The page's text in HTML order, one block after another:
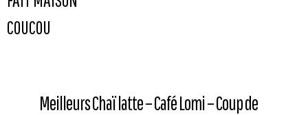
COUCOU
Meilleurs Chaï latte – Café Lomi – Coup de